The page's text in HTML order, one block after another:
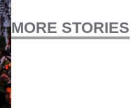
MORE STORIES